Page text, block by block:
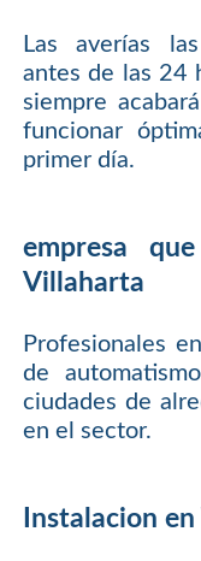
Las averías
antes de las 24
siempre
funcionar
primer día.
empresa
Villaharta
Profesionales
de
ciudades de
en el sector.
Instalacion